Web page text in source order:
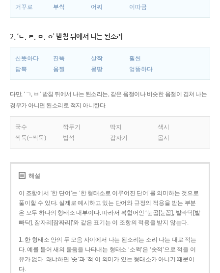
거꾸로
부썩 어찌 이따금
2. ‘ㄴ, ㄹ, ㅁ, ㅇ’ 받침 뒤에서 나는 된소리
산뜻하다 잔뜩 살짝
훨씬
담뿍
움찔 몽땅 엉뚱하다
다만, ‘ㄱ, ㅂ’ 받침 뒤에서 나는 된소리는, 같은 음절이나 비슷한 음절이 겹쳐 나는
경우가 아니면 된소리로 적지 아니한다.
국수 깍두기 딱지
색시
싹둑(~싹둑)
법석 갑자기 몹시
해설
이 조항에서 ‘한 단어’는 ‘한 형태소로 이루어진 단어’를 의미하는 것으로
풀이할 수 있다. 실제로 예시하고 있는 단어와 규정의 적용을 받는 부분
은 모두 하나의 형태소 내부이다. 따라서 복합어인 ‘눈곱[눈꼽], 발바닥[발
빠닥], 잠자리[잠짜리]’와 같은 표기는 이 조항의 적용을 받지 않는다.
1. 한 형태소 안의 두 모음 사이에서 나는 된소리는 소리 나는 대로 적는
다. 예를 들어 새의 울음을 나타내는 형태소 ‘소쩍’은 ‘솟적’으로 적을 이
유가 없다. 왜냐하면 ‘솟’과 ‘적’이 의미가 있는 형태소가 아니기 때문이
다.